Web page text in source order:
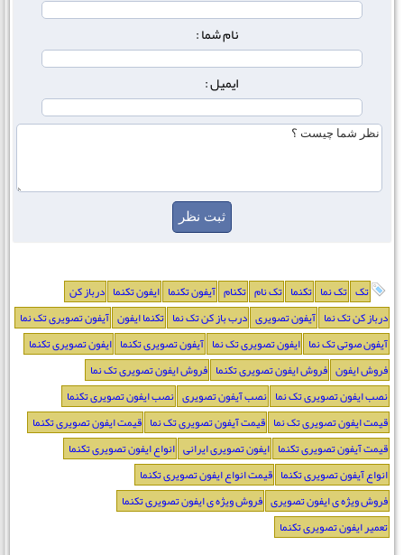
نام شما :
ایمیل :
تک تک نما تکنما تک نام تکنام آیفون تکنما ایفون تکنما درباز کن
درباز کن تک نما آیفون تصویری درب باز کن تک نما تکنما ایفون آیفون تصویری تک نما
آیفون صوتی تک نما ایفون تصویری تک نما آیفون تصویری تکنما ایفون تصویری تکنما
فروش ایفون فروش ایفون تصویری تکنما فروش ایفون تصویری تک نما
نصب ایفون تصویری تک نما نصب آیفون تصویری نصب ایفون تصویری تکنما
قیمت ایفون تصویری تک نما قیمت آیفون تصویری تک نما قیمت ایفون تصویری تکنما
قیمت آیفون تصویری تکنما ایفون تصویری ایرانی انواع ایفون تصویری تکنما
انواع آیفون تصویری تکنما قیمت انواع ایفون تصویری تکنما
فروش ویژه ی ایفون تصویری فروش ویژه ی ایفون تصویری تکنما
تعمیر ایفون تصویری تکنما